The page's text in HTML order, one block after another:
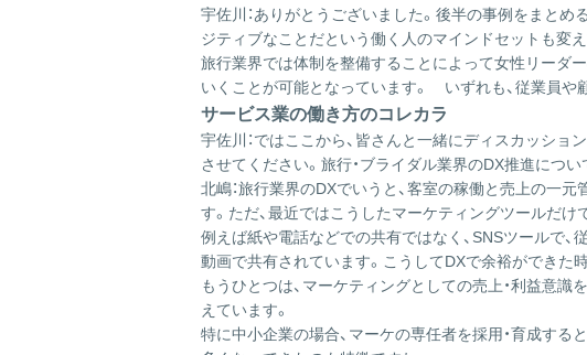
宇佐川：ありがとうございました。後半の事例をまとめ
ジティブなことだという働く人のマインドセットも変
旅行業界では体制を整備することによって女性リーダ
いくことが可能となっています。 いずれも、従業員や
サービス業の働き方のコレカラ
宇佐川：ではここから、皆さんと一緒にディスカッショ
させてください。旅行・ブライダル業界のDX推進につい
北嶋：旅行業界のDXでいうと、客室の稼働と売上の一
す。ただ、最近ではこうしたマーケティングツールだけ
例えば紙や電話などでの共有ではなく、SNSツールで
動画で共有されています。こうしてDXで余裕ができた
もうひとつは、マーケティングとしての売上・利益意
えています。
特に中小企業の場合、マーケの専任者を採用・育成す